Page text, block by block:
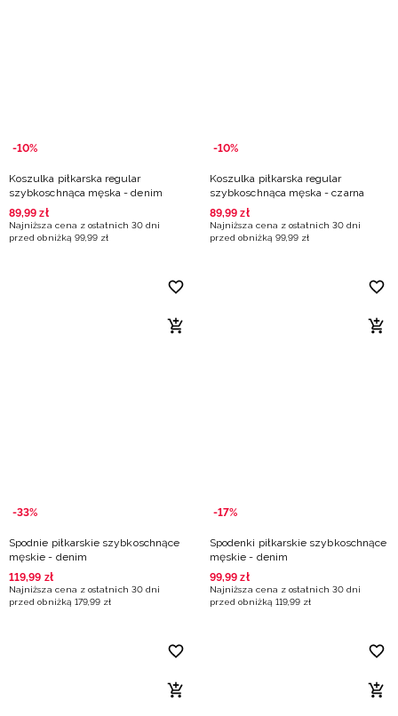
-10%
Koszulka piłkarska regular
szybkoschnąca męska - denim
89,99 zł
Najniższa cena z ostatnich 30 dni
przed obniżką 99,99 zł
-10%
Koszulka piłkarska regular
szybkoschnąca męska - czarna
89,99 zł
Najniższa cena z ostatnich 30 dni
przed obniżką 99,99 zł
-33%
Spodnie piłkarskie szybkoschnące
męskie - denim
119,99 zł
Najniższa cena z ostatnich 30 dni
przed obniżką 179,99 zł
-17%
Spodenki piłkarskie szybkoschnące
męskie - denim
99,99 zł
Najniższa cena z ostatnich 30 dni
przed obniżką 119,99 zł